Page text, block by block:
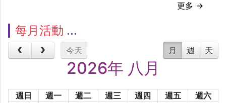
更多 →
每月活動
今天 月 週 天
2026年 八月
週日 週一 週二 週三 週四 週五
週六